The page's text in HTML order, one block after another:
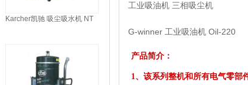
工业吸油机 三相吸尘机
G-winner 工业吸油机 Oil-220
产品简介：
1、该系列整机和所有电气零部
Karcher凯驰 吸尘吸水机 NT